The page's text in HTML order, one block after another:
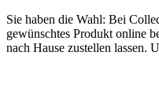
Sie haben die Wahl: Bei
gewünschtes Produkt online
nach Hause zustellen lassen.